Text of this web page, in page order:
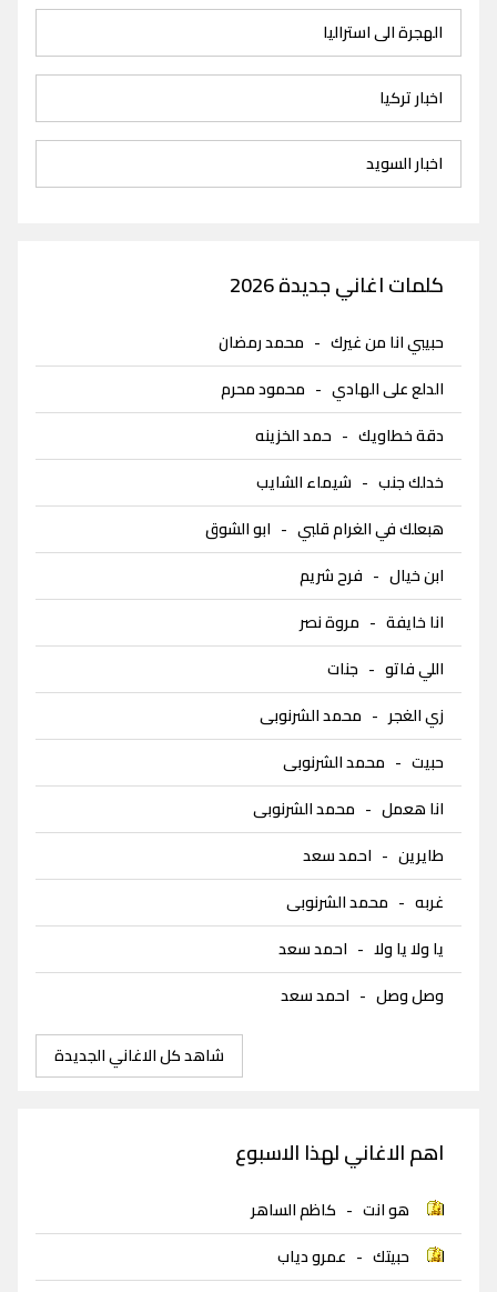
الهجرة الى استراليا
اخبار تركيا
اخبار السويد
كلمات اغاني جديدة 2026
حبيبي انا من غيرك - محمد رمضان
الدلع على الهادي - محمود محرم
دقة خطاويك - حمد الخزينه
خدلك جنب - شيماء الشايب
هبعلك في الغرام قلبي - ابو الشوق
ابن خيال - فرح شريم
انا خايفة - مروة نصر
اللي فاتو - جنات
زي الغجر - محمد الشرنوبى
حبيت - محمد الشرنوبى
انا هعمل - محمد الشرنوبى
طايرين - احمد سعد
غربه - محمد الشرنوبى
يا ولا يا ولا - احمد سعد
وصل وصل - احمد سعد
شاهد كل الاغاني الجديدة
اهم الاغاني لهذا الاسبوع
هو انت - كاظم الساهر
حبيتك - عمرو دياب